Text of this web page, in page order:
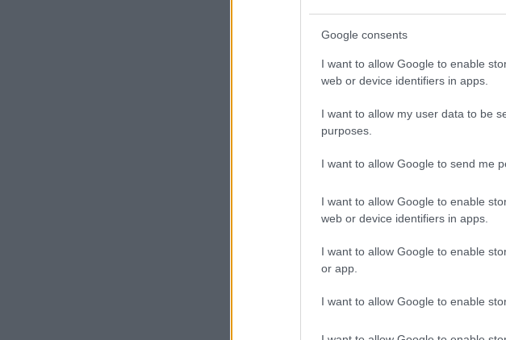
Google consents
I want to allow Google to enable
web or device identifiers in apps.
I want to allow my user data to be
purposes.
I want to allow Google to send me
I want to allow Google to enable
web or device identifiers in apps.
I want to allow Google to enable
or app.
I want to allow Google to enable